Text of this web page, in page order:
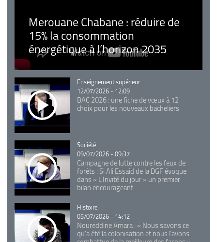
Merouane Chabane : réduire de
15% la consommation
énergétique à l’horizon 2035
Catégorie
Enseignement supérieur
12/07/2026 - 12:09
BAC 2026 : une fiche de vœux à 12
choix pour les nouveaux bacheliers
Catégorie
Société
09/07/2026 - 09:37
Campagne de lutte contre les feux de
forêts : Si Ali Essaid de la DGF évoque
dans « L'Invité du jour » un premier
bilan encourageant
Catégorie
Histoire
05/07/2026 - 14:12
Noureddine Amara : « Nous savons ce
qu’a été la colonisation et nous l’avons